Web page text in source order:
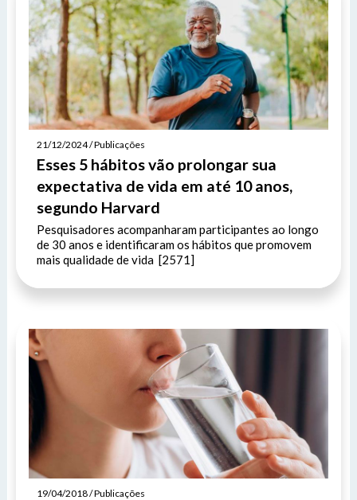
21/12/2024 / Publicações
Esses 5 hábitos vão prolongar sua
expectativa de vida em até 10 anos,
segundo Harvard
Pesquisadores acompanharam participantes ao longo
de 30 anos e identificaram os hábitos que promovem
mais qualidade de vida [2571]
19/04/2018 / Publicações